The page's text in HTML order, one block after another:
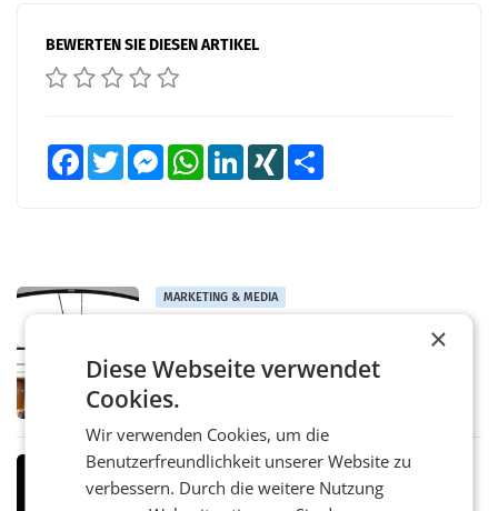
BEWERTEN SIE DIESEN ARTIKEL
FacebookTwitter MessengerWhatsAppLinkedInXING
MARKETING & MEDIA
Pilnacek-U-Ausschuss - Presserat
fordert sensible Berichterstattung
WIEN Der Presserat fordert Medienvertreter
Ermittlungen rund um das Ableben des Ex-
Sektionschefs im Justizministerium, Christian
Pilnacek, auf sensible
MARKETING & MEDIA
Stiftungsrat Lederer wehrt sich in
×
Diese Webseite verwendet
Cookies.
Wir verwenden Cookies, um die
Benutzerfreundlichkeit unserer Website zu
verbessern. Durch die weitere Nutzung